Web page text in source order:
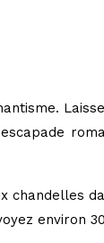
chandelles
environ